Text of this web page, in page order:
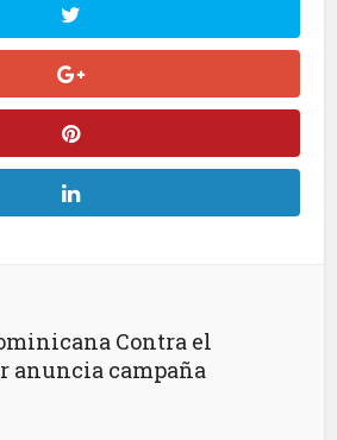
Contra el
anuncia campaña